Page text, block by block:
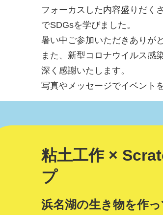
フォーカスした内容盛りだく
でSDGsを学びました。
暑い中ご参加いただきありが
また、新型コロナウイルス感
深く感謝いたします。
写真やメッセージでイベント
粘土工作 ×
プ
浜名湖の生き物を作